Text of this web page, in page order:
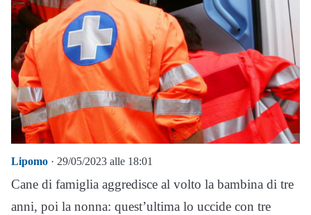
Lipomo · 29/05/2023 alle 18:01
Cane di famiglia aggredisce al volto la bambina di tre
anni, poi la nonna: quest’ultima lo uccide con tre